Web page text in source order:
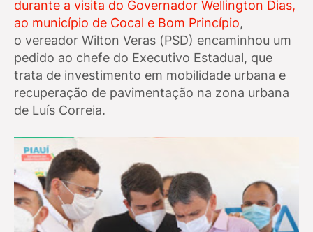
durante a visita do Governador Wellington Dias,
ao município de Cocal e Bom Princípio,
o vereador Wilton Veras (PSD) encaminhou um
pedido ao chefe do Executivo Estadual, que
trata de investimento em mobilidade urbana e
recuperação de pavimentação na zona urbana
de Luís Correia.